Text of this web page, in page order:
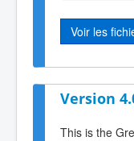
Voir les
Version
This is the